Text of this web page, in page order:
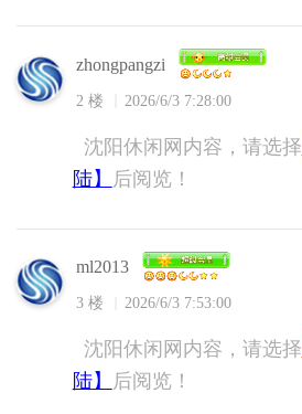
zhongpangzi
2 楼 2026/6/3 7:28:00
沈阳休闲网内容，请选择
陆】
后阅览！
ml2013
3 楼 2026/6/3 7:53:00
沈阳休闲网内容，请选择
陆】
后阅览！